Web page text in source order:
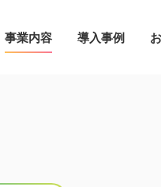
事業内容 導入事例